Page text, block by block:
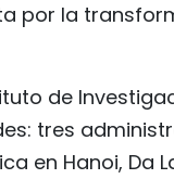
por la
de
tres
en Hanoi, Da